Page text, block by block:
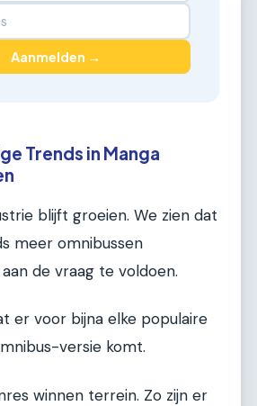
Aanmelden →
Trends in Manga
blijft groeien. We zien dat
meer omnibussen
de vraag te voldoen.
er voor bijna elke populaire
versie komt.
winnen terrein. Zo zijn er